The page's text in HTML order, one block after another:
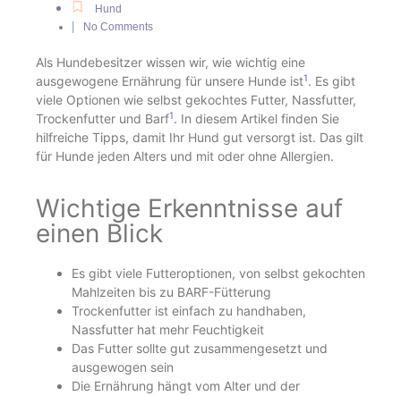
Hund
No Comments
Als Hundebesitzer wissen wir, wie wichtig eine
ausgewogene Ernährung für unsere Hunde ist1. Es gibt
viele Optionen wie selbst gekochtes Futter, Nassfutter,
Trockenfutter und Barf1. In diesem Artikel finden Sie
hilfreiche Tipps, damit Ihr Hund gut versorgt ist. Das gilt
für Hunde jeden Alters und mit oder ohne Allergien.
Wichtige Erkenntnisse auf
einen Blick
Es gibt viele Futteroptionen, von selbst gekochten
Mahlzeiten bis zu BARF-Fütterung
Trockenfutter ist einfach zu handhaben,
Nassfutter hat mehr Feuchtigkeit
Das Futter sollte gut zusammengesetzt und
ausgewogen sein
Die Ernährung hängt vom Alter und der